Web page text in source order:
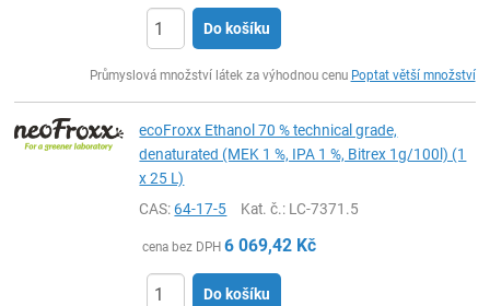
Do košíku
Průmyslová množství látek za výhodnou cenu Poptat větší množství
ecoFroxx Ethanol 70 % technical grade,
denaturated (MEK 1 %, IPA 1 %, Bitrex 1g/100l) (1
x 25 L)
CAS:64-17-5 Kat. č.: LC-7371.5
cena bez DPH 6 069,42 Kč
Do košíku